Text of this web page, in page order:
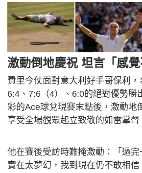
激動倒地慶祝 坦言「感覺
費里今仗面對意大利好手哥保利
6:4、7:6（4）、6:0的絕對優勢勝
彩的Ace球兌現賽末點後，激動地
享受全場觀眾起立致敬的如雷掌聲
他在賽後受訪時難掩激動：「過
實在太夢幻，我到現在仍不敢相信